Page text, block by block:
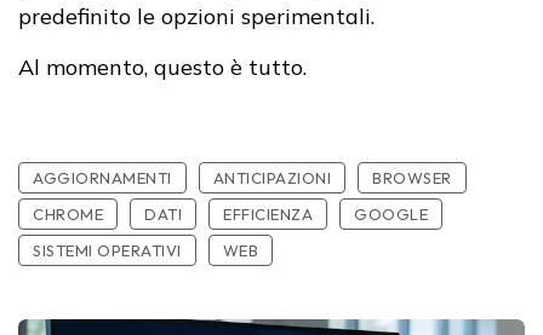
predefinito le opzioni sperimentali.
Al momento, questo è tutto.
AGGIORNAMENTI ANTICIPAZIONI
BROWSER
CHROME
DATI EFFICIENZA
GOOGLE
SISTEMI OPERATIVI
WEB